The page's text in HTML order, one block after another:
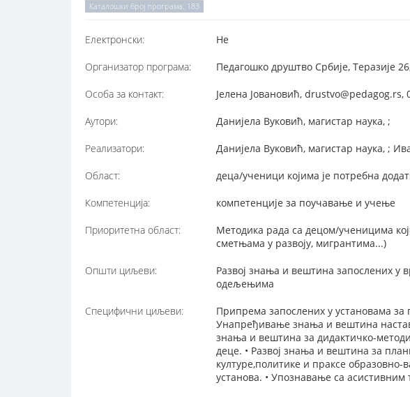
Каталошки број програма: 183
Електронски: Не
Организатор програма: Педагошко друштво Србије, Теразије
Особа за контакт: Јелена Јовановић, drustvo@pedagog.rs,
Аутори: Данијела Вуковић, магистар наука, ;
Реализатори: Данијела Вуковић, магистар наука, ;
Област: деца/ученици којима је потребна
Компетенција: компетенције за поучавање и учење
Приоритетна област:
Методика рада са децом/ученицима
сметњама у развоју, мигрантима...)
Општи циљеви:
Развој знања и вештина запослених у
одељењима
Специфични циљеви:
Припрема запослених у установама
Унапређивање знања и вештина
знања и вештина за дидактичко-
деце. • Развој знања и вештина за
културе,политике и праксе
установа. • Упознавање са асистивним